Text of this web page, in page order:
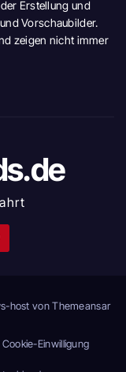
Erstellung und
Vorschaubilder.
zeigen nicht immer
host vonThemeansar
Einwilligung